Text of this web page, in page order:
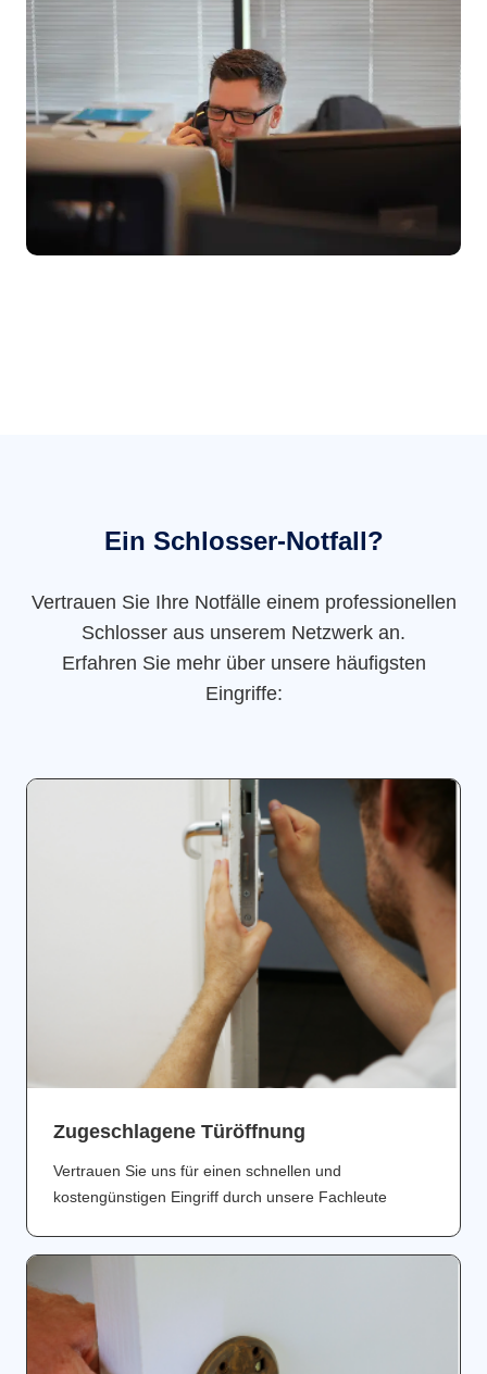
Ein Schlosser-Notfall?
Vertrauen Sie Ihre Notfälle einem professionellen
Schlosser aus unserem Netzwerk an.
Erfahren Sie mehr über unsere häufigsten
Eingriffe:
Zugeschlagene Türöffnung
Vertrauen Sie uns für einen schnellen und
kostengünstigen Eingriff durch unsere Fachleute